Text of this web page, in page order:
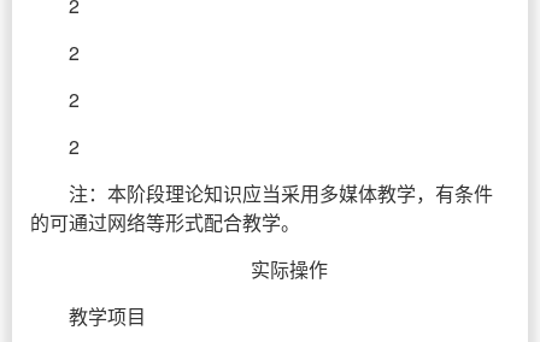
2
2
2
注：本阶段理论知识应当采用多媒体教学，有条件
的可通过网络等形式配合教学。
实际操作
教学项目